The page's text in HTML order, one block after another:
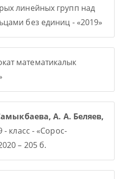
линейных групп над
без единиц - «2019»
математикалык
А. А. Беляев,
класс - «Сорос-
– 205 б.